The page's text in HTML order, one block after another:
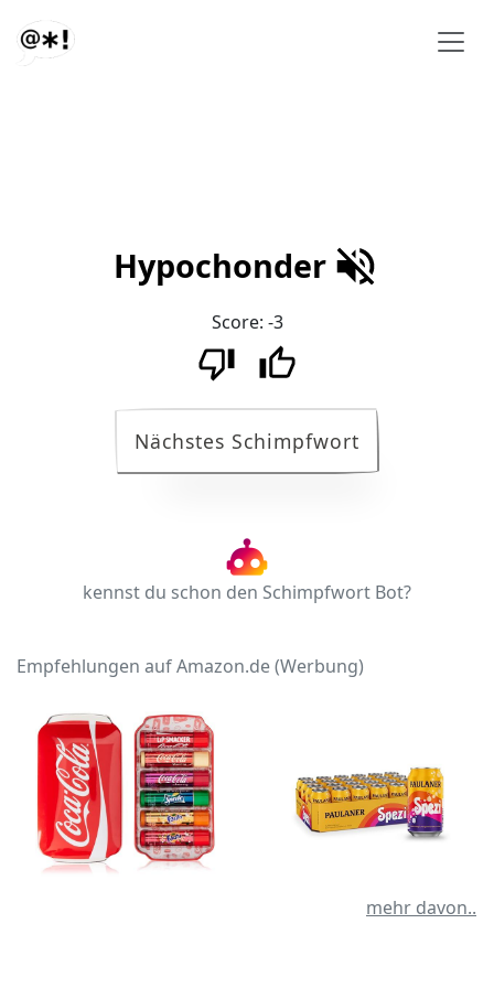
Hypochonder
Score: -3
Nächstes Schimpfwort
kennst du schon den Schimpfwort Bot?
Empfehlungen auf Amazon.de (Werbung)
mehr davon..